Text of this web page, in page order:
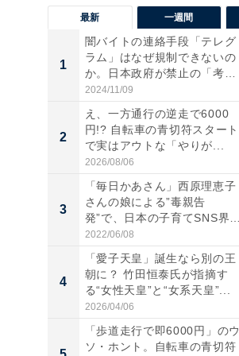
最新 一週間
1
闇バイトの連絡手段「テレグ
ラム」はなぜ規制できないの
か。日本政府が禁止の「考
慮」...
2024/11/09
2
え、一方通行の逆走で6000
円!? 自転車の青切符スタート
で実はアウトな「やりが...
2026/08/06
3
「毎日かあさん」西原理恵子
さんの娘による”毒親告
発”で、日本の子育てSNS界隈
が...
2022/06/08
4
「愛子天皇」誕生なら別の王
朝に？ 竹田恒泰氏が指摘す
る“女性天皇”と“女系天皇”...
2026/04/06
「歩道走行で即6000円」のウ
ソ・ホント。自転車の青切符